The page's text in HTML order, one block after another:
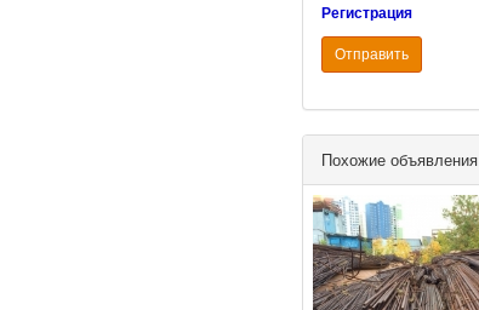
Регистрация
Отправить
Похожие объявления